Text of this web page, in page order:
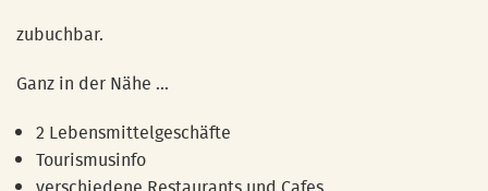
zubuchbar.
Ganz in der Nähe ...
2 Lebensmittelgeschäfte
Tourismusinfo